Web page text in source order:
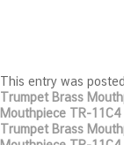
This entry was
Trumpet Brass
Mouthpiece TR-11C4
Trumpet Brass